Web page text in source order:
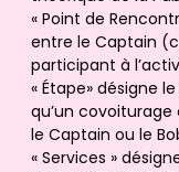
« Point de
entre le Captain
participant à
« Étape» désigne
qu’un
le Captain ou le
« Services »